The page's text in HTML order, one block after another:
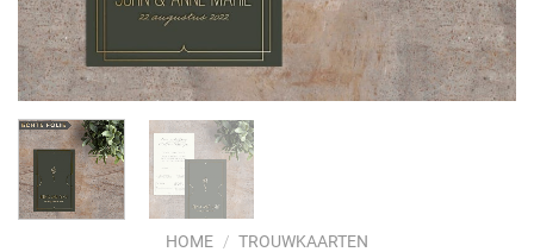
HOME / TROUWKAARTEN